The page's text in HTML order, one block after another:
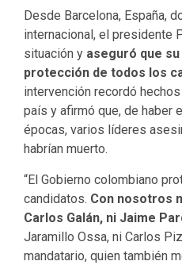
Desde Barcelona, España,
internacional, el presidente
situación y aseguró que
protección de todos los
intervención recordó
país y afirmó que, de haber
épocas, varios líderes
habrían muerto.
“El Gobierno colombiano
candidatos. Con nosotros
Carlos Galán, ni Jaime
Jaramillo Ossa, ni Carlos
mandatario, quien también